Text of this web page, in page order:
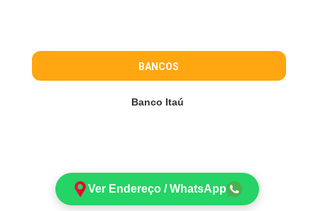
BANCOS
Banco Itaú
Ver Endereço / WhatsApp